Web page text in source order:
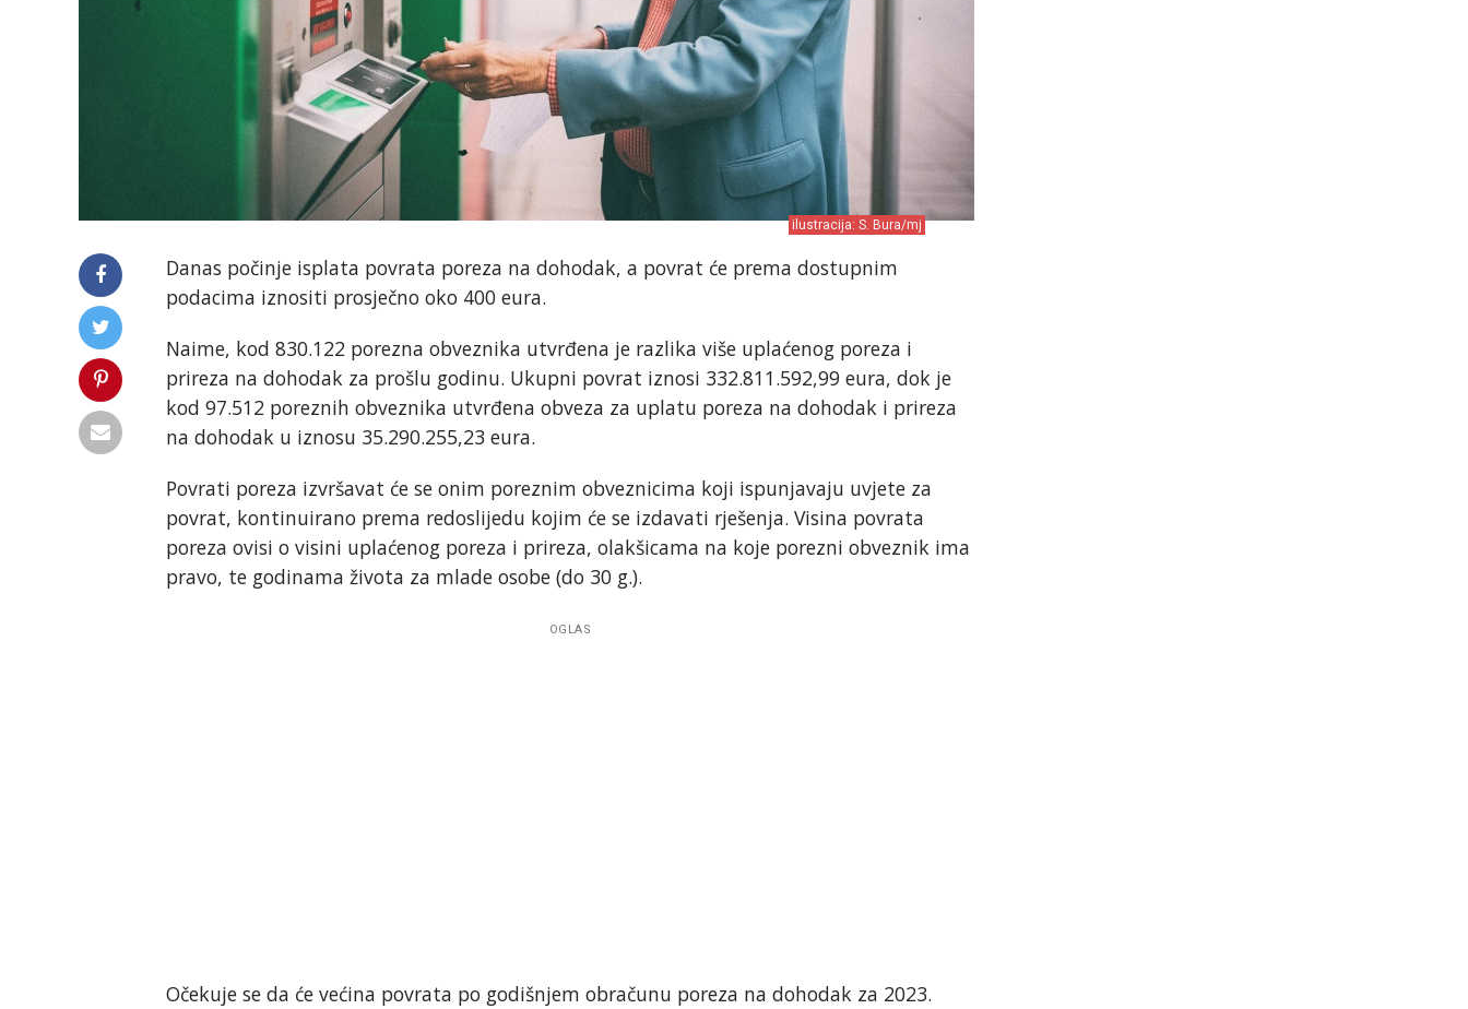
ilustracija: S. Bura/mj
Danas počinje isplata povrata poreza na dohodak, a povrat će prema dostupnim
podacima iznositi prosječno oko 400 eura.
Naime, kod 830.122 porezna obveznika utvrđena je razlika više uplaćenog poreza i
prireza na dohodak za prošlu godinu. Ukupni povrat iznosi 332.811.592,99 eura, dok je
kod 97.512 poreznih obveznika utvrđena obveza za uplatu poreza na dohodak i prireza
na dohodak u iznosu 35.290.255,23 eura.
Povrati poreza izvršavat će se onim poreznim obveznicima koji ispunjavaju uvjete za
povrat, kontinuirano prema redoslijedu kojim će se izdavati rješenja. Visina povrata
poreza ovisi o visini uplaćenog poreza i prireza, olakšicama na koje porezni obveznik ima
pravo, te godinama života za mlade osobe (do 30 g.).
OGLAS
Očekuje se da će većina povrata po godišnjem obračunu poreza na dohodak za 2023.